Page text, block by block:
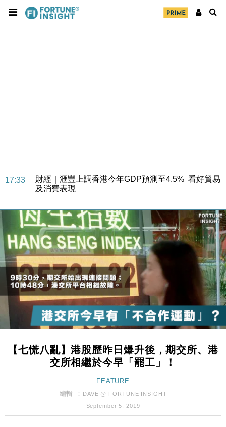
17:33
財經｜滙豐上調香港今年GDP預測至4.5% 看好貿易
及消費表現
損失近6900萬元
16:05
財經｜日經失守6.5萬點後回穩 全周仍升近2%
15:47
財經｜恒隆10月換帥 玩具「反」斗城亞洲CEO蔡德
粦接任
15:11
財經｜韓股反覆波動收跌 連挫7周創逾3年最長跌勢
13:44
財經｜內地7月美元計價出口增近24%勝預期 貿易順
差達1125億美元
12:44
財經｜日本春季三度入市撐日圓 4月單日斥6.28萬億
11:12
國際｜特朗普料美伊戰事快結束 承認部分彈藥庫存緊
財經｜SA售股自救後再出手 斥4億美元押注未上市公
財經｜華僑銀行上半年淨利創新高 中期息增15%至
47仙
【七慌八亂】港股歷昨日爆升後，期交所、港
交所相繼於今早「罷工」！
FEATURE
編輯 ：
DAVE @ FORTUNE INSIGHT
September 5, 2019